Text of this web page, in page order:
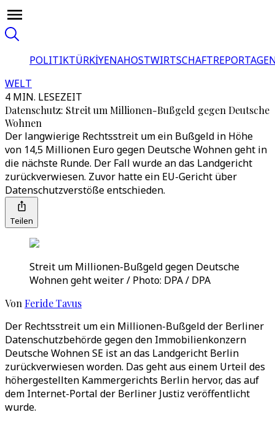
POLITIKTÜRKİYENAHOSTWIRTSCHAFT
WELT
4 MIN. LESEZEIT
Datenschutz: Streit um Millionen-Bußgeld gegen Deutsche
Wohnen
Der langwierige Rechtsstreit um ein Bußgeld in Höhe
von 14,5 Millionen Euro gegen Deutsche Wohnen geht in
die nächste Runde. Der Fall wurde an das Landgericht
zurückverwiesen. Zuvor hatte ein EU-Gericht über
Datenschutzverstöße entschieden.
Teilen
Streit um Millionen-Bußgeld gegen Deutsche
Wohnen geht weiter / Photo: DPA / DPA
Von Feride Tavus
Der Rechtsstreit um ein Millionen-Bußgeld der Berliner
Datenschutzbehörde gegen den Immobilienkonzern
Deutsche Wohnen SE ist an das Landgericht Berlin
zurückverwiesen worden. Das geht aus einem Urteil des
höhergestellten Kammergerichts Berlin hervor, das auf
dem Internet-Portal der Berliner Justiz veröffentlicht
wurde.